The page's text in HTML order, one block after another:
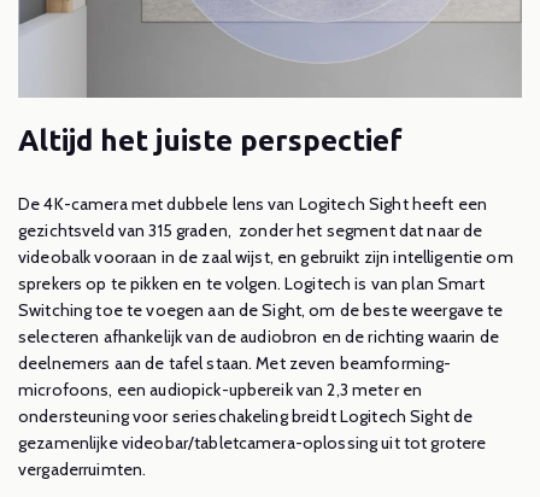
Altijd het juiste perspectief
De 4K-camera met dubbele lens van Logitech Sight heeft een
gezichtsveld van 315 graden, zonder het segment dat naar de
videobalk vooraan in de zaal wijst, en gebruikt zijn intelligentie om
sprekers op te pikken en te volgen. Logitech is van plan Smart
Switching toe te voegen aan de Sight, om de beste weergave te
selecteren afhankelijk van de audiobron en de richting waarin de
deelnemers aan de tafel staan. Met zeven beamforming-
microfoons, een audiopick-upbereik van 2,3 meter en
ondersteuning voor serieschakeling breidt Logitech Sight de
gezamenlijke videobar/tabletcamera-oplossing uit tot grotere
vergaderruimten.